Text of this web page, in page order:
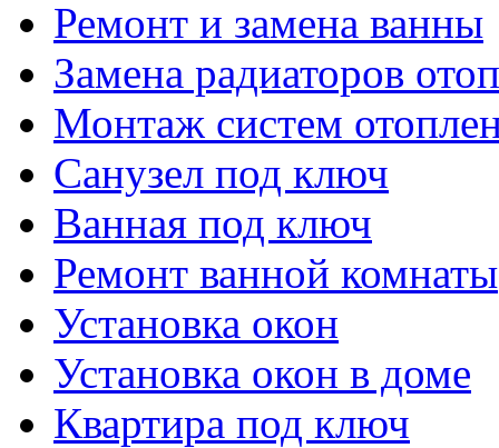
Ремонт и замена ванны
Замена радиаторов
Монтаж систем
Санузел под ключ
Ванная под ключ
Ремонт ванной комнаты
Установка окон
Установка окон в доме
Квартира под ключ